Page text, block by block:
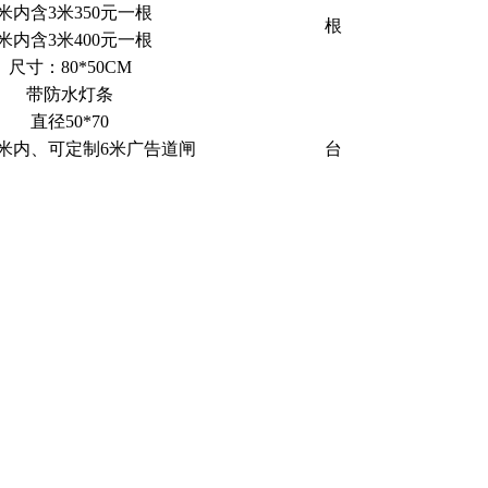
根
内含3米350元一根
内含3米400元一根
尺寸：80*50CM
带防水灯条
直径50*70
内、可定制6米广告道闸 台